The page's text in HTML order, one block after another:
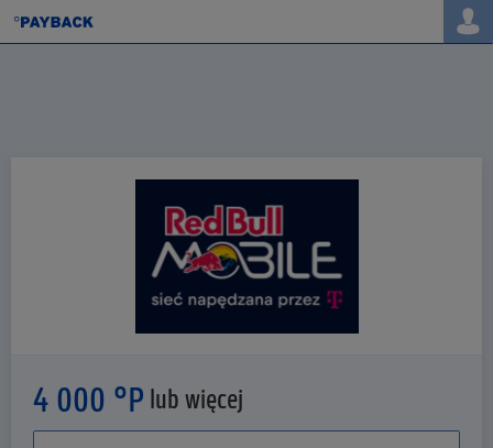
4 000 °P lub więcej